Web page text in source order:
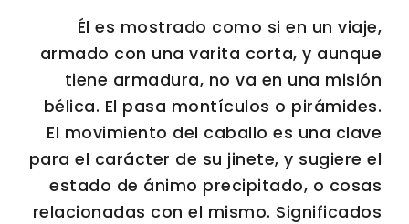
Él es mostrado como si en un viaje,
armado con una varita corta, y aunque
tiene armadura, no va en una misión
bélica. El pasa montículos o pirámides.
El movimiento del caballo es una clave
para el carácter de su jinete, y sugiere el
estado de ánimo precipitado, o cosas
relacionadas con el mismo. Significados